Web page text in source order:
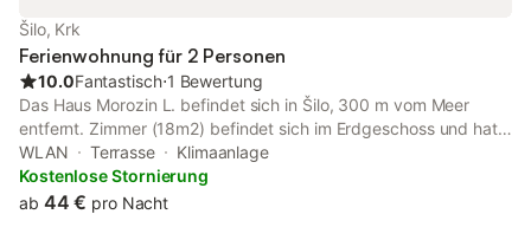
Šilo, Krk
Ferienwohnung für 2 Personen
10.0Fantastisch⋅1 Bewertung
Das Haus Morozin L. befindet sich in Šilo, 300 m vom Meer
entfernt. Zimmer (18m2) befindet sich im Erdgeschoss und hat
ein Doppelbett und ein Badezimmer. Internet und Klimaanlage
sind im Preis inbegriffen. Gäste haben einen Parkplatz und
private Terrasse.
WLAN Terrasse
Klimaanlage
Kostenlose Stornierung
ab 44 € pro Nacht